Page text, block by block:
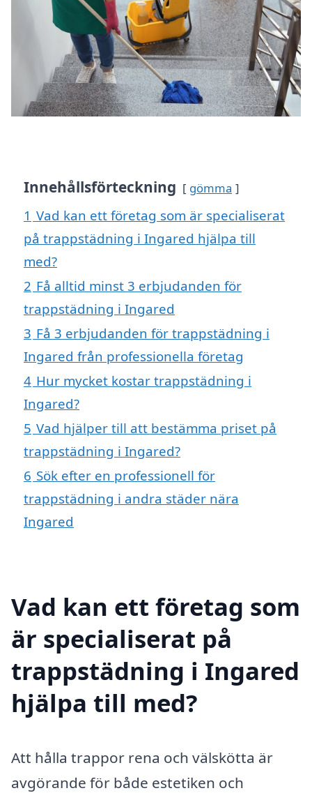
Innehållsförteckning gömma
1 Vad kan ett företag som är specialiserat
på trappstädning i Ingared hjälpa till
med?
2 Få alltid minst 3 erbjudanden för
trappstädning i Ingared
3 Få 3 erbjudanden för trappstädning i
Ingared från professionella företag
4 Hur mycket kostar trappstädning i
Ingared?
5 Vad hjälper till att bestämma priset på
trappstädning i Ingared?
6 Sök efter en professionell för
trappstädning i andra städer nära
Ingared
Vad kan ett företag som
är specialiserat på
trappstädning i Ingared
hjälpa till med?
Att hålla trappor rena och välskötta är
avgörande för både estetiken och